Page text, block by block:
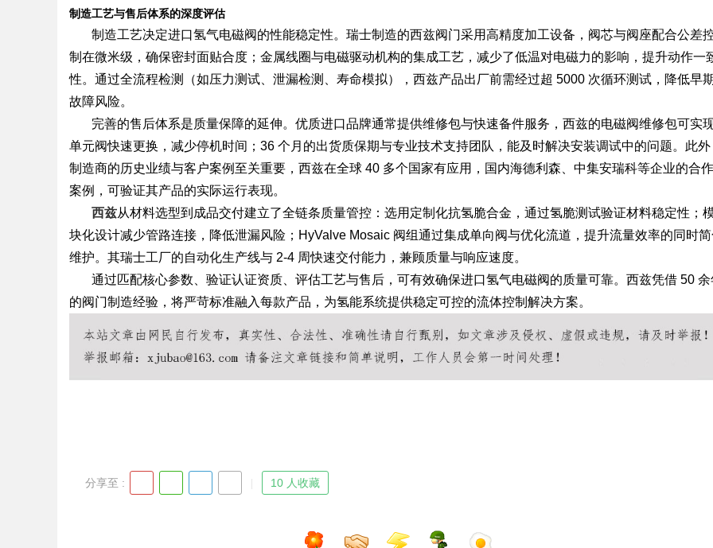
制造工艺与售后体系的深度评估
制造工艺决定进口氢气电磁阀的性能稳定性。瑞士制造的西兹阀门采用高精度加工设备，阀芯与阀座配合公差
制在微米级，确保密封面贴合度；金属线圈与电磁驱动机构的集成工艺，减少了低温对电磁力的影响，提升动作一
性。通过全流程检测（如压力测试、泄漏检测、寿命模拟），西兹产品出厂前需经过超 5000 次循环测试，降低早期
故障风险。
完善的售后体系是质量保障的延伸。优质进口品牌通常提供维修包与快速备件服务，西兹的电磁阀维修包可实
单元阀快速更换，减少停机时间；36 个月的出货质保期与专业技术支持团队，能及时解决安装调试中的问题。此外
制造商的历史业绩与客户案例至关重要，西兹在全球 40 多个国家有应用，国内海德利森、中集安瑞科等企业的合作
案例，可验证其产品的实际运行表现。
西兹从材料选型到成品交付建立了全链条质量管控：选用定制化抗氢脆合金，通过氢脆测试验证材料稳定性；
块化设计减少管路连接，降低泄漏风险；HyValve Mosaic 阀组通过集成单向阀与优化流道，提升流量效率的同时
维护。其瑞士工厂的自动化生产线与 2-4 周快速交付能力，兼顾质量与响应速度。
通过匹配核心参数、验证认证资质、评估工艺与售后，可有效确保进口氢气电磁阀的质量可靠。西兹凭借 50 余
的阀门制造经验，将严苛标准融入每款产品，为氢能系统提供稳定可控的流体控制解决方案。
分享至 : 10 人收藏